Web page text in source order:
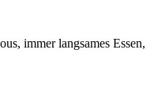
immer langsames Essen,